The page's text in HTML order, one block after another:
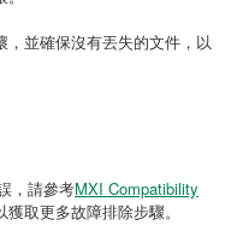
，並確保沒有丟失的文件，以
，請參考MXI Compatibility
獲取更多故障排除步驟。